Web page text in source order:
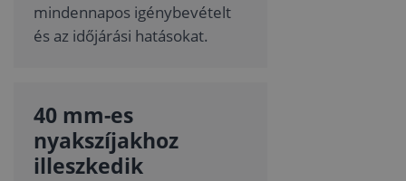
mindennapos igénybevételt
és az időjárási hatásokat.
40 mm-es
nyakszíjakhoz
illeszkedik